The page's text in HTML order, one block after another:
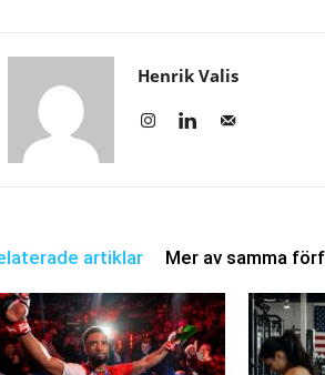
Henrik Valis
artiklar Mer av samma